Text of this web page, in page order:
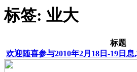
标签: 业大
标题
欢迎随喜参与2010年2月18日-19日